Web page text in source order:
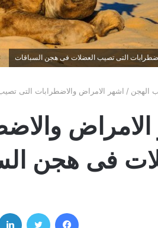
التى تصيب العضلات فى هجن السباقات
الهجن / اشهر الامراض والاضطرابات التى
فى هجن